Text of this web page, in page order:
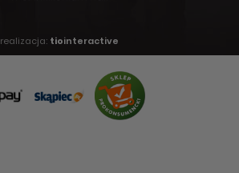
realizacja: tiointeractive